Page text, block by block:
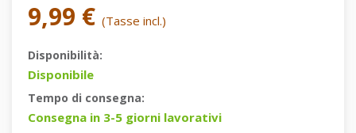
9,99 € (Tasse incl.)
Disponibilità:
Disponibile
Tempo di consegna:
Consegna in 3-5 giorni lavorativi